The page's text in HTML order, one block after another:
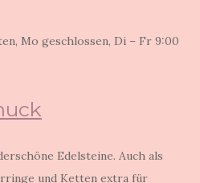
Mo geschlossen, Di – Fr 9:00
Edelsteine. Auch als
und Ketten extra für